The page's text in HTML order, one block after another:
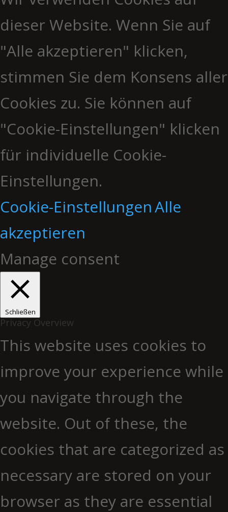
dieser Website. Wenn Sie auf
"Alle akzeptieren" klicken,
stimmen Sie dem Konsens aller
Cookies zu. Sie können auf
"Cookie-Einstellungen" klicken
für individuelle Cookie-
Einstellungen.
Cookie-EinstellungenAlle
akzeptieren
Manage consent
Schließen
Privacy Overview
This website uses cookies to
improve your experience while
you navigate through the
website. Out of these, the
cookies that are categorized as
necessary are stored on your
browser as they are essential